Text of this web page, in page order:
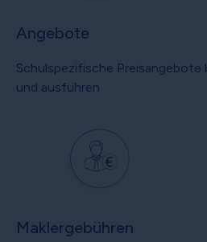
Angebote
Schulspezifische
und ausführen
Maklergebühren